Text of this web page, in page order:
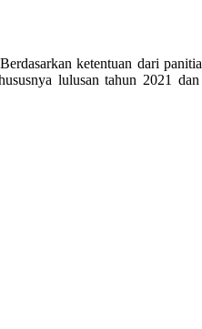
ketentuan dari
lulusan tahun 2021